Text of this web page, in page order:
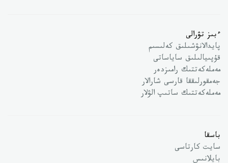
ءبىز تۋرالى
پايدالانۋشىلىق كەلىسىم
قۇپىيالىلىق ساياساتى
مەملەكەتتىك رامىزدەر
جەمقورلىققا قارسى شارالار
مەملەكەتتىك ساتىپ الۋلار
باسقا
سايت كارتاسى
بايلانىس